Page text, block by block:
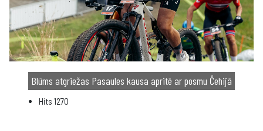
Blūms atgriežas Pasaules kausa apritē ar posmu Čehijā
Hits 1270